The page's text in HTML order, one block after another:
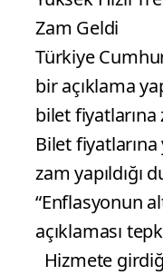
Zam Geldi
Türkiye
bir açıklama
bilet fiyatlarına
Bilet fiyatlarına
zam yapıldığı
“Enflasyonun
açıklaması
Hizmete